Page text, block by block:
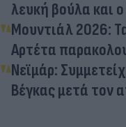
λευκή βούλα και
Μουντιάλ 2026:
Αρτέτα
Νεϊμάρ:
Βέγκας μετά τον